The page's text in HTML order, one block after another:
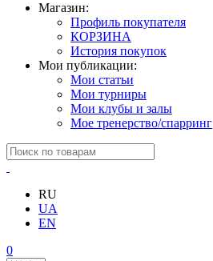
Магазин:
Профиль покупателя
КОРЗИНА
История покупок
Мои публикации:
Мои статьи
Мои турниры
Мои клубы и залы
Мое тренерство/спарринг
RU
UA
EN
0